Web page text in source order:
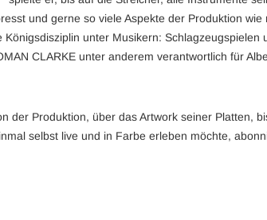
und gerne so viele Aspekte der Produktion
unter Musikern:
CLARKE unter anderem verantwortlich für
der Produktion, über das Artwork seiner
selbst live und in Farbe erleben möchte,